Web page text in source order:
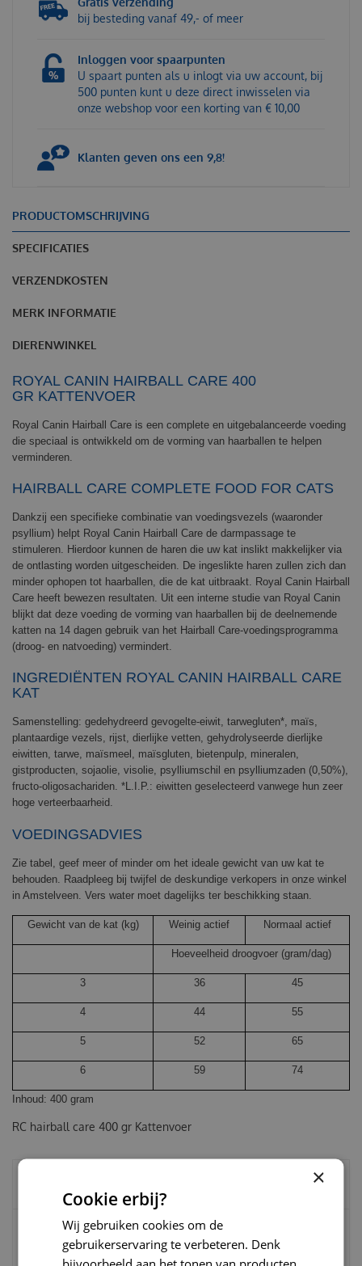
bij besteding vanaf 49,- of meer
Inloggen voor spaarpunten
U spaart punten als u inlogt via uw account, bij
500 punten kunt u deze direct inwisselen via
onze webshop voor een korting van € 10,00
Klanten geven ons een 9,8!
PRODUCTOMSCHRIJVING
SPECIFICATIES
VERZENDKOSTEN
MERK INFORMATIE
DIERENWINKEL
ROYAL CANIN HAIRBALL CARE 400
GR KATTENVOER
Royal Canin Hairball Care is een complete en uitgebalanceerde voeding
die speciaal is ontwikkeld om de vorming van haarballen te helpen
verminderen.
HAIRBALL CARE COMPLETE FOOD FOR CATS
Dankzij een specifieke combinatie van voedingsvezels (waaronder
psyllium) helpt Royal Canin Hairball Care de darmpassage te
stimuleren. Hierdoor kunnen de haren die uw kat inslikt makkelijker via
de ontlasting worden uitgescheiden. De ingeslikte haren zullen zich dan
minder ophopen tot haarballen, die de kat uitbraakt. Royal Canin Hairball
Care heeft bewezen resultaten. Uit een interne studie van Royal Canin
blijkt dat deze voeding de vorming van haarballen bij de deelnemende
katten na 14 dagen gebruik van het Hairball Care-voedingsprogramma
(droog- en natvoeding) vermindert.
INGREDIËNTEN ROYAL CANIN HAIRBALL CARE
KAT
Samenstelling: gedehydreerd gevogelte-eiwit, tarwegluten*, maïs,
plantaardige vezels, rijst, dierlijke vetten, gehydrolyseerde dierlijke
eiwitten, tarwe, maïsmeel, maïsgluten, bietenpulp, mineralen,
gistproducten, sojaolie, visolie, psylliumschil en psylliumzaden (0,50%),
fructo-oligosachariden. *L.I.P.: eiwitten geselecteerd vanwege hun zeer
hoge verteerbaarheid.
VOEDINGSADVIES
Zie tabel, geef meer of minder om het ideale gewicht van uw kat te
behouden. Raadpleeg bij twijfel de deskundige verkopers in onze winkel
in Amstelveen. Vers water moet dagelijks ter beschikking staan.
Gewicht van de kat (kg) Weinig actief Normaal actief
Hoeveelheid droogvoer (gram/dag)
3 36 45
4 44 55
5 52 65
6 59 74
Inhoud: 400 gram
RC hairball care 400 gr Kattenvoer
Sanal anti-haarbal bites koekjes 75 gram
×
Cookie erbij?
Wij gebruiken cookies om de
gebruikerservaring te verbeteren. Denk
bijvoorbeeld aan het tonen van producten